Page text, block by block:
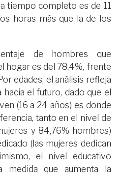
tiempo completo es de 11
horas más que la de los
de hombres que
hogar es del 78,4%, frente
edades, el análisis refleja
el futuro, dado que el
(16 a 24 años) es donde
tanto en el nivel de
y 84,76% hombres)
(las mujeres dedican
el nivel educativo
medida que aumenta la